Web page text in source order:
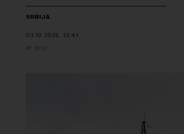
SRBIJA
03.10.2025. 13:41
Beta